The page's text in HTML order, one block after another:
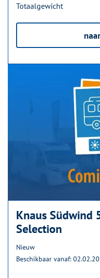
Totaalgewicht
Knaus Südwind
Selection
Nieuw
Beschikbaar vanaf: